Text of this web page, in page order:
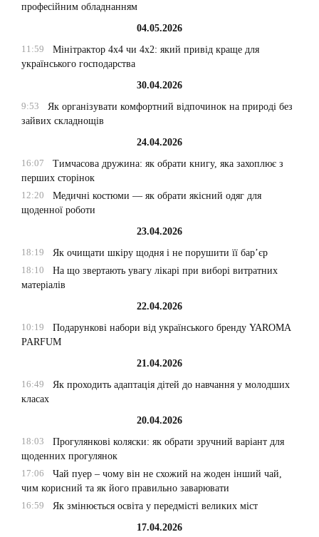
професійним обладнанням
04.05.2026
11:59
Мінітрактор 4х4 чи 4х2: який привід краще для
українського господарства
30.04.2026
9:53
Як організувати комфортний відпочинок на природі без
зайвих складнощів
24.04.2026
16:07
Тимчасова дружина: як обрати книгу, яка захоплює з
перших сторінок
12:20
Медичні костюми — як обрати якісний одяг для
щоденної роботи
23.04.2026
18:19
Як очищати шкіру щодня і не порушити її бар’єр
18:10
На що звертають увагу лікарі при виборі витратних
матеріалів
22.04.2026
10:19
Подарункові набори від українського бренду YAROMA
PARFUM
21.04.2026
16:49
Як проходить адаптація дітей до навчання у молодших
класах
20.04.2026
18:03
Прогулянкові коляски: як обрати зручний варіант для
щоденних прогулянок
17:06
Чай пуер – чому він не схожий на жоден інший чай,
чим корисний та як його правильно заварювати
16:59
Як змінюється освіта у передмісті великих міст
17.04.2026